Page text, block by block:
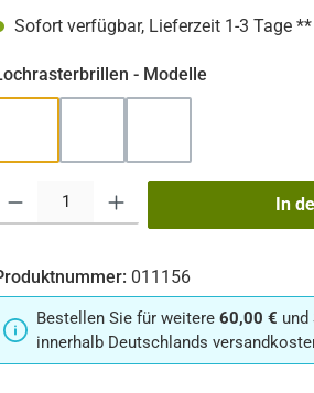
Sofort verfügbar, Lieferzeit 1-3 Tage **
- Modelleauswählen
Produkt Anzahl: Gib den gewünschten Wert
In
011156
Bestellen Sie für weitere 60,00 € und
innerhalb Deutschlands